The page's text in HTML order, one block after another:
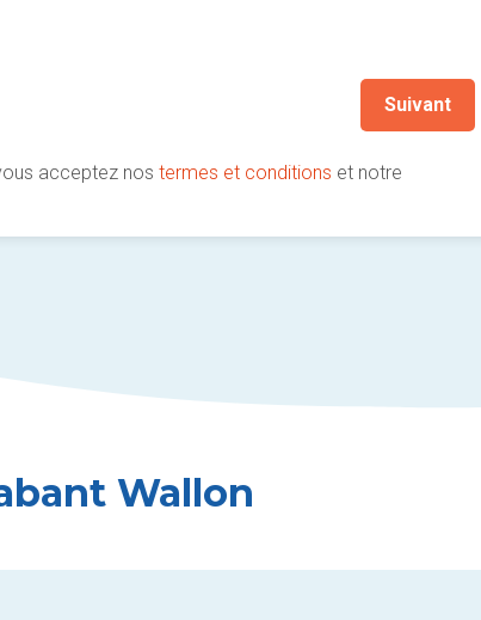
Suivant
acceptez nostermes et conditions et notre
Wallon